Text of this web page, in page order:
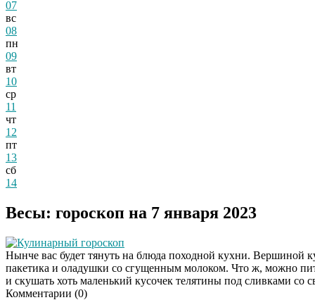
07
вс
08
пн
09
вт
10
ср
11
чт
12
пт
13
сб
14
Весы: гороскоп на 7 января 2023
Кулинарный гороскоп
Нынче вас будет тянуть на блюда походной кухни. Вершиной
пакетика и оладушки со сгущенным молоком. Что ж, можно
и скушать хоть маленький кусочек телятины под сливками со
Комментарии (0)